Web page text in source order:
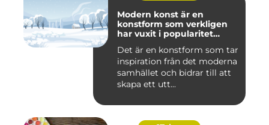
Modern konst är en
konstform som verkligen
har vuxit i popularitet
decennierna
Det är en konstform som tar
inspiration från det moderna
samhället och bidrar till att
skapa ett utt...